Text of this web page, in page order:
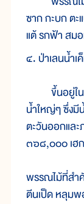
ซาก กะบก ตะ
แต้ รกฟ้า สม
๔. ป่าเลนน้ำ
ขึ้นอยู่ในที่
น้ำใหญ่ๆ ซึ่งมี
ตะวันออกแล
๓๖๘,๐๐๐ เฮ
พรรณไม้ที่สำ
ตีนเป็ด หลุมพ